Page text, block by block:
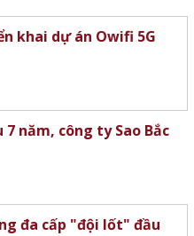
khai dự án Owifi 5G
năm, công ty Sao Bắc
đa cấp "đội lốt" đầu